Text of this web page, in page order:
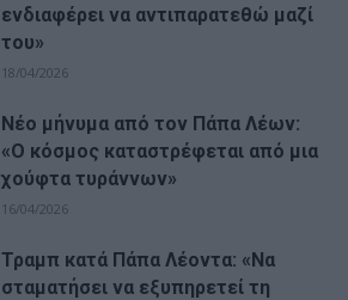
ενδιαφέρει να αντιπαρατεθώ μαζί
του»
18/04/2026
Νέο μήνυμα από τον Πάπα Λέων:
«Ο κόσμος καταστρέφεται από μια
χούφτα τυράννων»
16/04/2026
Τραμπ κατά Πάπα Λέοντα: «Να
σταματήσει να εξυπηρετεί τη